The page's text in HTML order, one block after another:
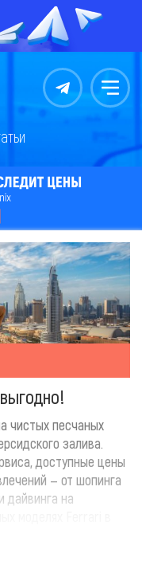
Контакты Меню
чистых песчаных
залива.
доступные цены
— от шопинга
дайвинга на
и самолетах над